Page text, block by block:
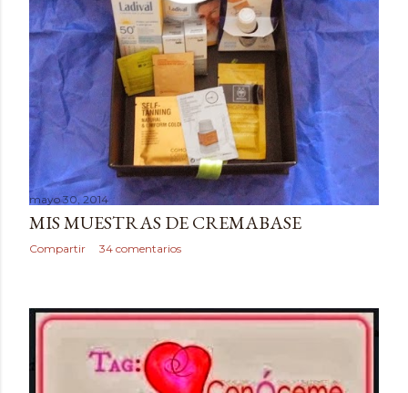
mayo 30, 2014
MIS MUESTRAS DE CREMABASE
Compartir 34 comentarios